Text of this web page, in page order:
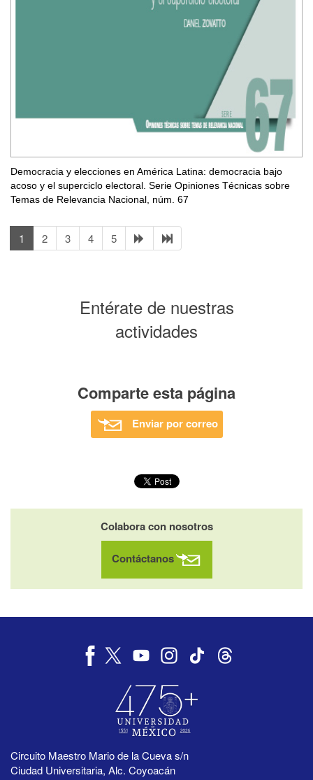
Democracia y elecciones en América Latina: democracia bajo
acoso y el superciclo electoral. Serie Opiniones Técnicas sobre
Temas de Relevancia Nacional, núm. 67
1 2 3 4 5
Entérate de nuestras
actividades
Comparte esta página
Enviar por correo
Colabora con nosotros
Contáctanos
Circuito Maestro Mario de la Cueva s/n
Ciudad Universitaria, Alc. Coyoacán